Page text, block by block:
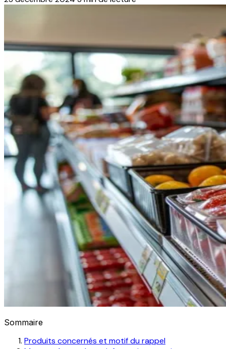
Sommaire
Produits concernés et motif du rappel